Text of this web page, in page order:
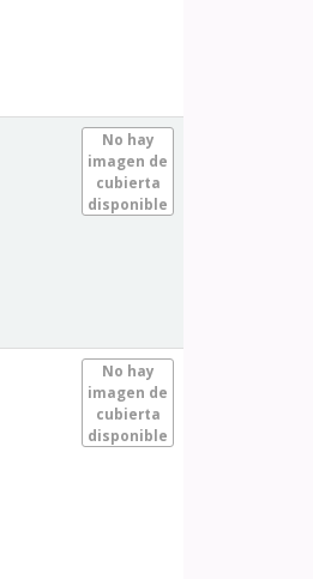
No hay
imagen de
cubierta
disponible
No hay
imagen de
cubierta
disponible